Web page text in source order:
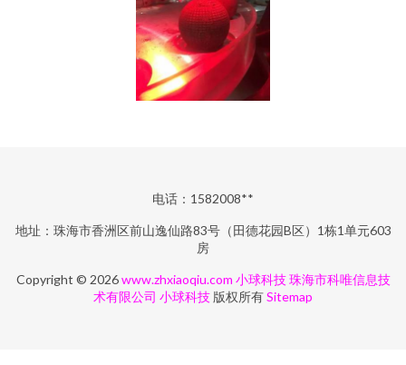
电话：1582008**
地址：珠海市香洲区前山逸仙路83号（田德花园B区）1栋1单元603
房
Copyright © 2026www.zhxiaoqiu.com 小球科技 珠海市科唯信息技
术有限公司 小球科技 版权所有Sitemap